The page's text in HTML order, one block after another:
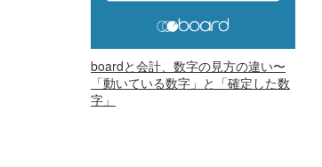
boardと会計、数字の見方の違い〜
「動いている数字」と「確定した数
字」